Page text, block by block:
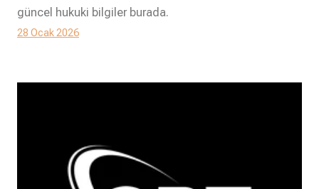
güncel hukuki bilgiler burada.
28 Ocak 2026